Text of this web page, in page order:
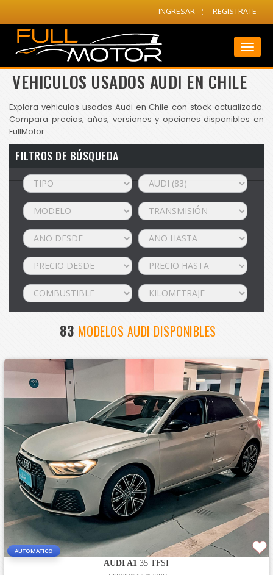
INGRESAR REGISTRATE
VEHICULOS USADOS AUDI EN CHILE
Explora vehiculos usados Audi en Chile con stock actualizado.
Compara precios, años, versiones y opciones disponibles en
FullMotor.
FILTROS DE BÚSQUEDA
83 MODELOS AUDI DISPONIBLES
AUTOMATICO
AUDI A1 35 TFSI